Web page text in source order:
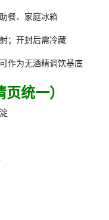
餐、家庭冰箱
；开封后需冷藏
作为无酒精调饮基底
统一）